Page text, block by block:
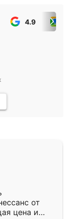
4.9
от
цена и